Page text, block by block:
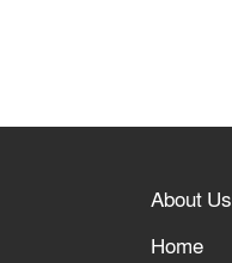
About Us
Home